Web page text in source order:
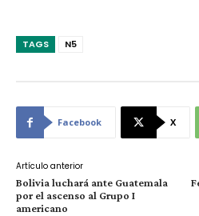
TAGS N5
Facebook X
Artículo anterior
Bolivia luchará ante Guatemala
por el ascenso al Grupo I
americano